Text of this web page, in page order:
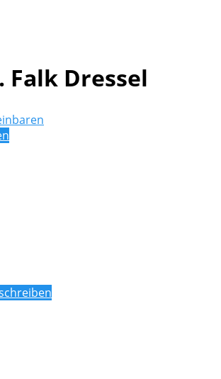
Falk Dressel